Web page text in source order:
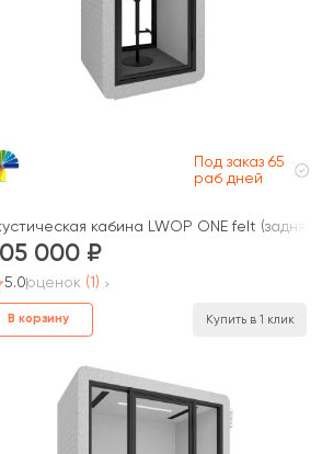
Под заказ 65
раб дней
кабина LWOP ONE felt (задняя
000
5.0оценок (1)
В корзину Купить в 1 клик